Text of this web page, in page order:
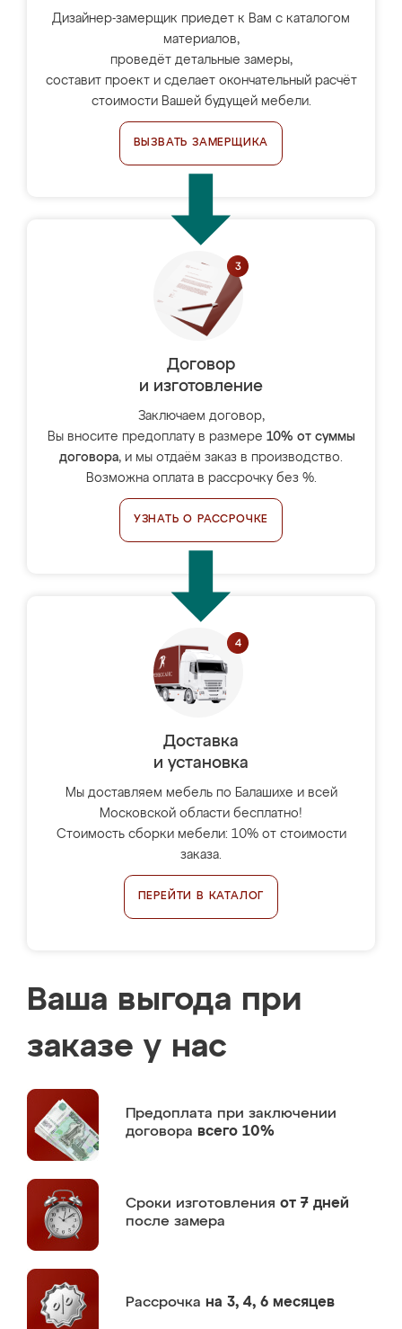
Дизайнер-замерщик приедет к Вам с каталогом
материалов,
проведёт детальные замеры,
составит проект и сделает окончательный расчёт
стоимости Вашей будущей мебели.
ВЫЗВАТЬ ЗАМЕРЩИКА
Договор
и изготовление
Заключаем договор,
Вы вносите предоплату в размере 10% от суммы
договора, и мы отдаём заказ в производство.
Возможна оплата в рассрочку без %.
УЗНАТЬ О РАССРОЧКЕ
Доставка
и установка
Мы доставляем мебель по Балашихе и всей
Московской области бесплатно!
Стоимость сборки мебели: 10% от стоимости
заказа.
ПЕРЕЙТИ В КАТАЛОГ
Ваша выгода при
заказе у нас
Предоплата при заключении
договора всего 10%
Сроки изготовления от 7 дней
после замера
Рассрочка на 3, 4, 6 месяцев